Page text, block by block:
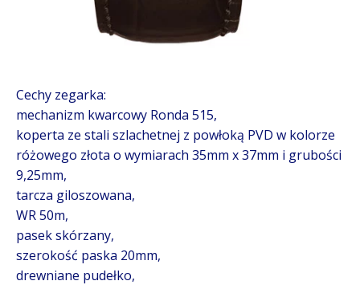
Cechy zegarka:
mechanizm kwarcowy Ronda 515,
koperta ze stali szlachetnej z powłoką PVD w kolorze
różowego złota o wymiarach 35mm x 37mm i grubości
9,25mm,
tarcza giloszowana,
WR 50m,
pasek skórzany,
szerokość paska 20mm,
drewniane pudełko,